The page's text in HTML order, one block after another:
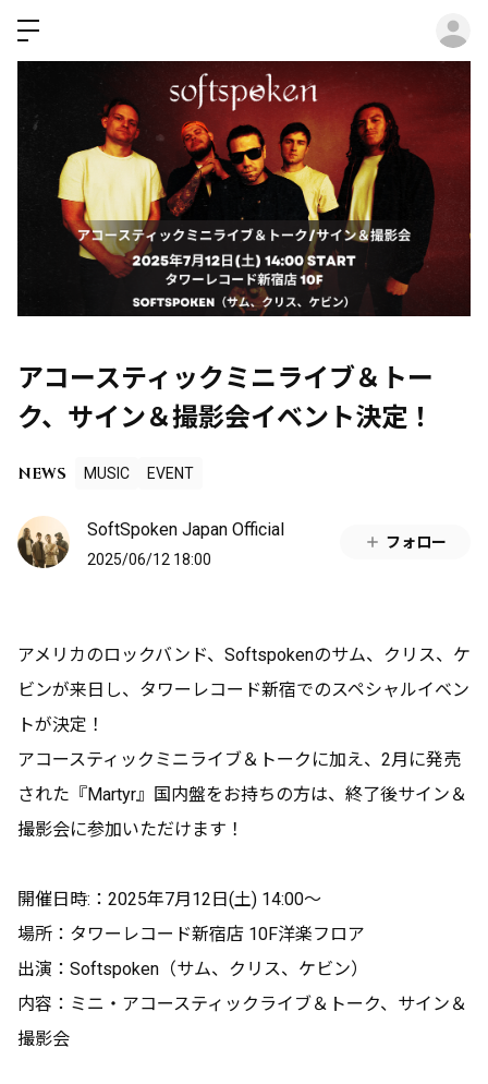
アコースティックミニライブ＆トー
ク、サイン＆撮影会イベント決定！
NEWS MUSIC EVENT
SoftSpoken Japan Official
2025/06/12 18:00
フォロー
アメリカのロックバンド、Softspokenのサム、クリス、ケ
ビンが来日し、タワーレコード新宿でのスペシャルイベン
トが決定！
アコースティックミニライブ＆トークに加え、2月に発売
された『Martyr』国内盤をお持ちの方は、終了後サイン＆
撮影会に参加いただけます！
開催日時:：2025年7月12日(土) 14:00～
場所：タワーレコード新宿店 10F洋楽フロア
出演：Softspoken（サム、クリス、ケビン）
内容：ミニ・アコースティックライブ＆トーク、サイン＆
撮影会